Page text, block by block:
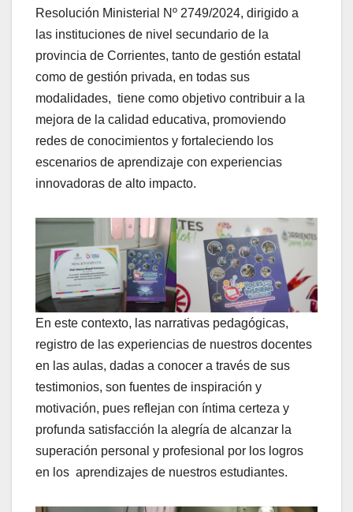
Resolución Ministerial Nº 2749/2024, dirigido a
las instituciones de nivel secundario de la
provincia de Corrientes, tanto de gestión estatal
como de gestión privada, en todas sus
modalidades, tiene como objetivo contribuir a la
mejora de la calidad educativa, promoviendo
redes de conocimientos y fortaleciendo los
escenarios de aprendizaje con experiencias
innovadoras de alto impacto.
En este contexto, las narrativas pedagógicas,
registro de las experiencias de nuestros docentes
en las aulas, dadas a conocer a través de sus
testimonios, son fuentes de inspiración y
motivación, pues reflejan con íntima certeza y
profunda satisfacción la alegría de alcanzar la
superación personal y profesional por los logros
en los aprendizajes de nuestros estudiantes.